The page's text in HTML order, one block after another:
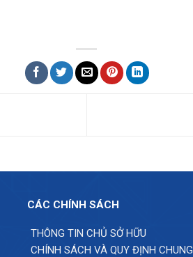
CÁC CHÍNH SÁCH
THÔNG TIN CHỦ SỞ HỮU
CHÍNH SÁCH VÀ QUY ĐỊNH CHUNG